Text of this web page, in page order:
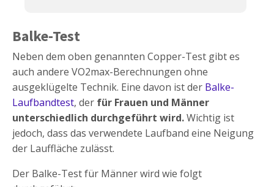
Balke-Test
Neben dem oben genannten Copper-Test gibt es
auch andere VO2max-Berechnungen ohne
ausgeklügelte Technik. Eine davon ist der Balke-
Laufbandtest, der für Frauen und Männer
unterschiedlich durchgeführt wird.Wichtig ist
jedoch, dass das verwendete Laufband eine Neigung
der Lauffläche zulässt.
Der Balke-Test für Männer wird wie folgt